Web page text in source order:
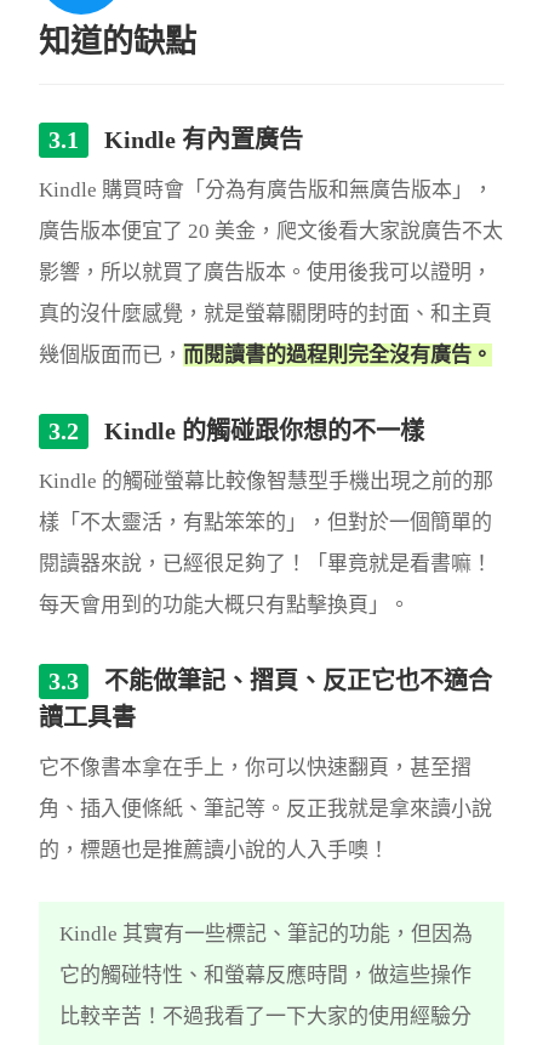
知道的缺點
Kindle 有內置廣告
Kindle 購買時會「分為有廣告版和無廣告版本」，
廣告版本便宜了 20 美金，爬文後看大家說廣告不太
影響，所以就買了廣告版本。使用後我可以證明，
真的沒什麼感覺，就是螢幕關閉時的封面、和主頁
幾個版面而已， 而閱讀書的過程則完全沒有廣告。
Kindle 的觸碰跟你想的不一樣
Kindle 的觸碰螢幕比較像智慧型手機出現之前的那
樣「不太靈活，有點笨笨的」，但對於一個簡單的
閱讀器來說，已經很足夠了！「畢竟就是看書嘛！
每天會用到的功能大概只有點擊換頁」。
不能做筆記、摺頁、反正它也不適合
讀工具書
它不像書本拿在手上，你可以快速翻頁，甚至摺
角、插入便條紙、筆記等。反正我就是拿來讀小說
的，標題也是推薦讀小說的人入手噢！
Kindle 其實有一些標記、筆記的功能，但因為
它的觸碰特性、和螢幕反應時間，做這些操作
比較辛苦！不過我看了一下大家的使用經驗分